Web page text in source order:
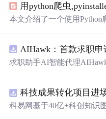
本文介绍了一个使用
AIHawk：首款求职
求职助手AI智能代理
科易网基于40亿+科创知识